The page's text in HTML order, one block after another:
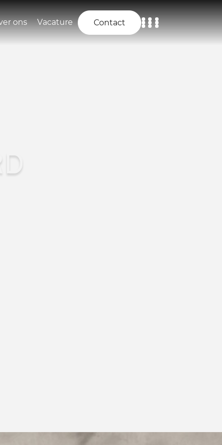
ons Vacature Contact